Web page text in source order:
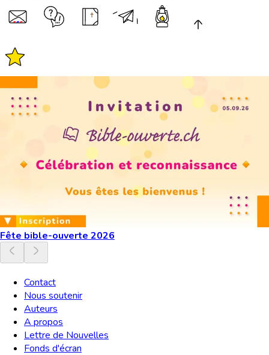
Fête bible-ouverte 2026
Contact
Nous soutenir
Auteurs
A propos
Lettre de Nouvelles
Fonds d'écran